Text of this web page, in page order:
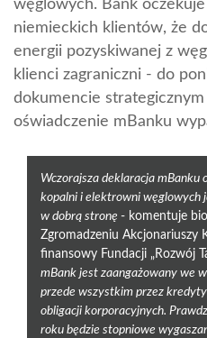
węglowych. Bank
niemieckich klientów, że
energii pozyskiwanej z
klienci zagraniczni - do
dokumencie strategicznym
oświadczenie mBanku
Wczorajsza deklaracja mBanku
kopalni i elektrowni węglowych
w dobrą stronę - komentuje
Zgromadzeniu Akcjonariuszy
finansowy Fundacji „Rozwój
mBank jest zaangażowany we
przede wszystkim przez
obligacji korporacyjnych.
roku będzie stopniowe